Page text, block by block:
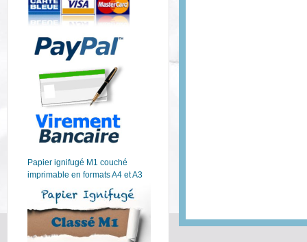
Papier ignifugé M1 couché
imprimable en formats A4 et A3